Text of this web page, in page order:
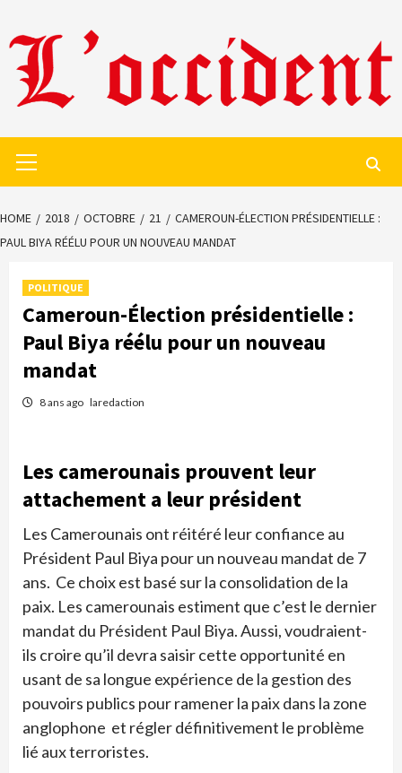
to
content
Menu
HOME 2018 OCTOBRE 21
CAMEROUN-ÉLECTION PRÉSIDENTIELLE :
PAUL BIYA RÉÉLU POUR UN NOUVEAU MANDAT
POLITIQUE
Cameroun-Élection présidentielle :
Paul Biya réélu pour un nouveau
mandat
8 ans ago laredaction
Les camerounais prouvent leur
attachement a leur président
Les Camerounais ont réitéré leur confiance au
Président Paul Biya pour un nouveau mandat de 7
ans. Ce choix est basé sur la consolidation de la
paix. Les camerounais estiment que c’est le dernier
mandat du Président Paul Biya. Aussi, voudraient-
ils croire qu’il devra saisir cette opportunité en
usant de sa longue expérience de la gestion des
pouvoirs publics pour ramener la paix dans la zone
anglophone et régler définitivement le problème
lié aux terroristes.